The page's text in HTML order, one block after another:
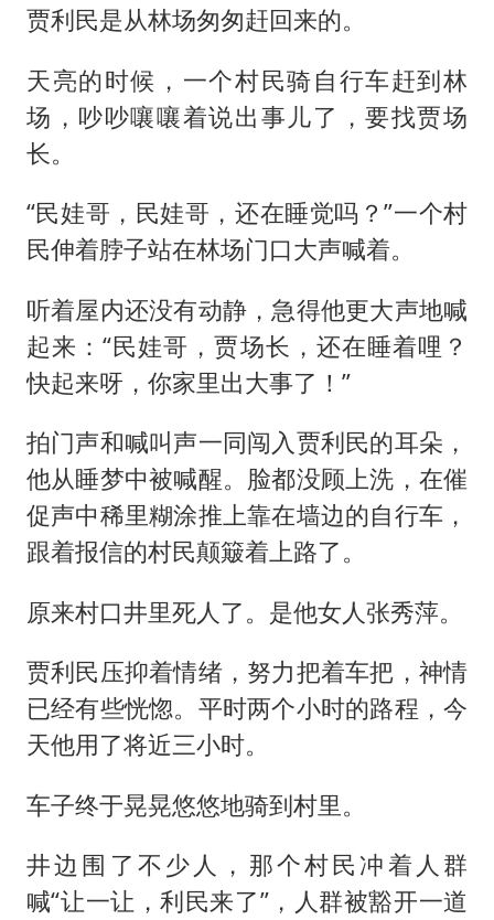
贾利民是从林场匆匆赶回来的。
天亮的时候，一个村民骑自行车赶到林
场，吵吵嚷嚷着说出事儿了，要找贾场
长。
“民娃哥，民娃哥，还在睡觉吗？”一个村
民伸着脖子站在林场门口大声喊着。
听着屋内还没有动静，急得他更大声地喊
起来：“民娃哥，贾场长，还在睡着哩？
快起来呀，你家里出大事了！”
拍门声和喊叫声一同闯入贾利民的耳朵，
他从睡梦中被喊醒。脸都没顾上洗，在催
促声中稀里糊涂推上靠在墙边的自行车，
跟着报信的村民颠簸着上路了。
原来村口井里死人了。是他女人张秀萍。
贾利民压抑着情绪，努力把着车把，神情
已经有些恍惚。平时两个小时的路程，今
天他用了将近三小时。
车子终于晃晃悠悠地骑到村里。
井边围了不少人，那个村民冲着人群
喊“让一让，利民来了”，人群被豁开一道